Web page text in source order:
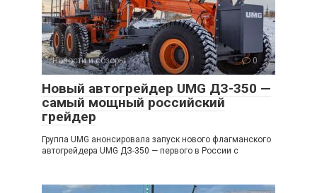
Новости и обзоры 0
Новый автогрейдер UMG ДЗ-350 —
самый мощный российский
грейдер
Группа UMG анонсировала запуск нового флагманского
автогрейдера UMG ДЗ-350 — первого в России с